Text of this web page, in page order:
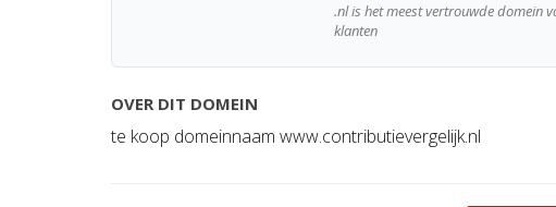
.nl is het meest vertrouwde domein
klanten
OVER DIT DOMEIN
te koop domeinnaam www.contributievergelijk.nl